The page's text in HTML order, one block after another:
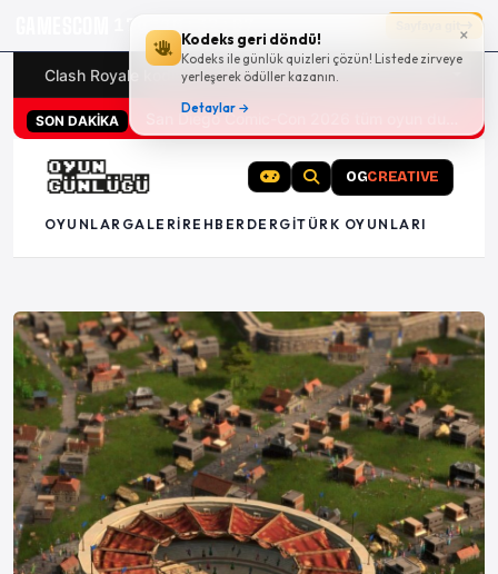
×
Kodeks geri döndü!
Kodeks ile günlük quizleri çözün! Listede zirveye
yerleşerek ödüller kazanın.
Detaylar →
17g 10:32:06
Clash Royale kodları Türk oyunları (PC ve konsollar) -
SON DAKİKA
OGCREATIVE
OYUNLAR GALERI REHBER DERGITÜRK OYUNLARI